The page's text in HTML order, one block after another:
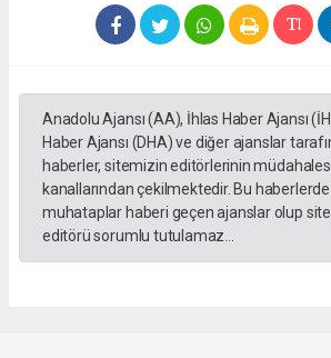
Anadolu Ajansı (AA), İhlas Haber Ajansı
Haber Ajansı (DHA) ve diğer ajanslar
haberler, sitemizin editörlerinin
kanallarından çekilmektedir. Bu
muhataplar haberi geçen ajanslar olup
editörü sorumlu tutulamaz...